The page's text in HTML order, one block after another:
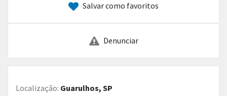
Salvar como favoritos
Denunciar
Localização: Guarulhos, SP